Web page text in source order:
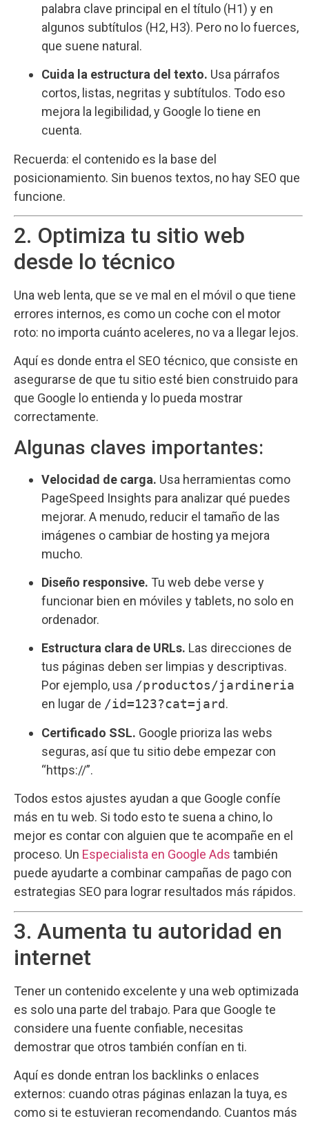
palabra clave principal en el título (H1) y en
algunos subtítulos (H2, H3). Pero no lo fuerces,
que suene natural.
Cuida la estructura del texto. Usa párrafos
cortos, listas, negritas y subtítulos. Todo eso
mejora la legibilidad, y Google lo tiene en
cuenta.
Recuerda: el contenido es la base del
posicionamiento. Sin buenos textos, no hay SEO que
funcione.
2. Optimiza tu sitio web
desde lo técnico
Una web lenta, que se ve mal en el móvil o que tiene
errores internos, es como un coche con el motor
roto: no importa cuánto aceleres, no va a llegar lejos.
Aquí es donde entra el SEO técnico, que consiste en
asegurarse de que tu sitio esté bien construido para
que Google lo entienda y lo pueda mostrar
correctamente.
Algunas claves importantes:
Velocidad de carga. Usa herramientas como
PageSpeed Insights para analizar qué puedes
mejorar. A menudo, reducir el tamaño de las
imágenes o cambiar de hosting ya mejora
mucho.
Diseño responsive. Tu web debe verse y
funcionar bien en móviles y tablets, no solo en
ordenador.
Estructura clara de URLs. Las direcciones de
tus páginas deben ser limpias y descriptivas.
Por ejemplo, usa /productos/jardineria
en lugar de /id=123?cat=jard.
Certificado SSL. Google prioriza las webs
seguras, así que tu sitio debe empezar con
“https://”.
Todos estos ajustes ayudan a que Google confíe
más en tu web. Si todo esto te suena a chino, lo
mejor es contar con alguien que te acompañe en el
proceso. Un Especialista en Google Ads también
puede ayudarte a combinar campañas de pago con
estrategias SEO para lograr resultados más rápidos.
3. Aumenta tu autoridad en
internet
Tener un contenido excelente y una web optimizada
es solo una parte del trabajo. Para que Google te
considere una fuente confiable, necesitas
demostrar que otros también confían en ti.
Aquí es donde entran los backlinks o enlaces
externos: cuando otras páginas enlazan la tuya, es
como si te estuvieran recomendando. Cuantos más